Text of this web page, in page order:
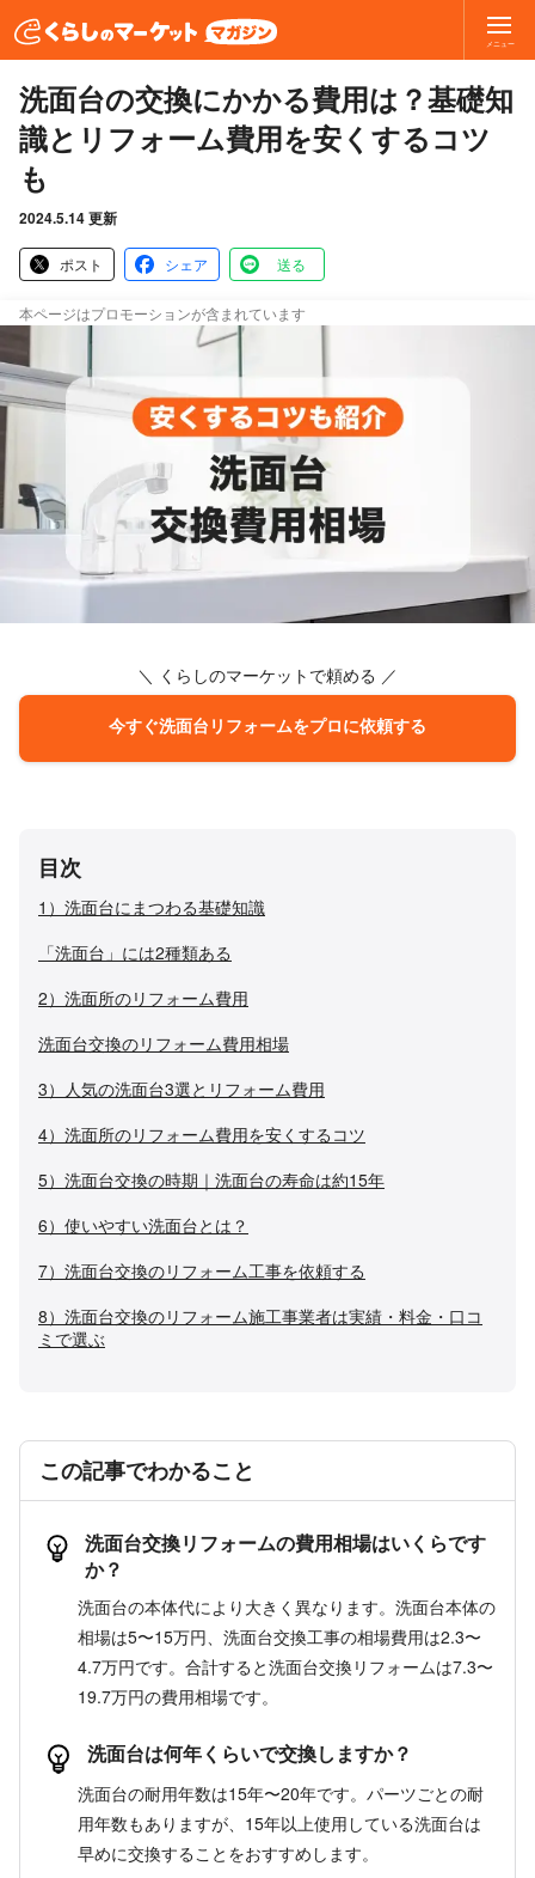
メニュー
洗面台の交換にかかる費用は？基礎知
識とリフォーム費用を安くするコツ
も
2024.5.14 更新
ポスト シェア 送る
本ページはプロモーションが含まれています
＼ くらしのマーケットで頼める ／
今すぐ洗面台リフォームをプロに依頼する
目次
1）洗面台にまつわる基礎知識
「洗面台」には2種類ある
2）洗面所のリフォーム費用
洗面台交換のリフォーム費用相場
3）人気の洗面台3選とリフォーム費用
4）洗面所のリフォーム費用を安くするコツ
5）洗面台交換の時期｜洗面台の寿命は約15年
6）使いやすい洗面台とは？
7）洗面台交換のリフォーム工事を依頼する
8）洗面台交換のリフォーム施工事業者は実績・料金・口コ
ミで選ぶ
この記事でわかること
洗面台交換リフォームの費用相場はいくらです
か？
洗面台の本体代により大きく異なります。洗面台本体の
相場は5〜15万円、洗面台交換工事の相場費用は2.3〜
4.7万円です。合計すると洗面台交換リフォームは7.3〜
19.7万円の費用相場です。
洗面台は何年くらいで交換しますか？
洗面台の耐用年数は15年〜20年です。パーツごとの耐
用年数もありますが、15年以上使用している洗面台は
早めに交換することをおすすめします。